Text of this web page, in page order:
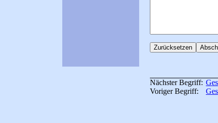
Nächster Begriff:
Voriger Begriff: